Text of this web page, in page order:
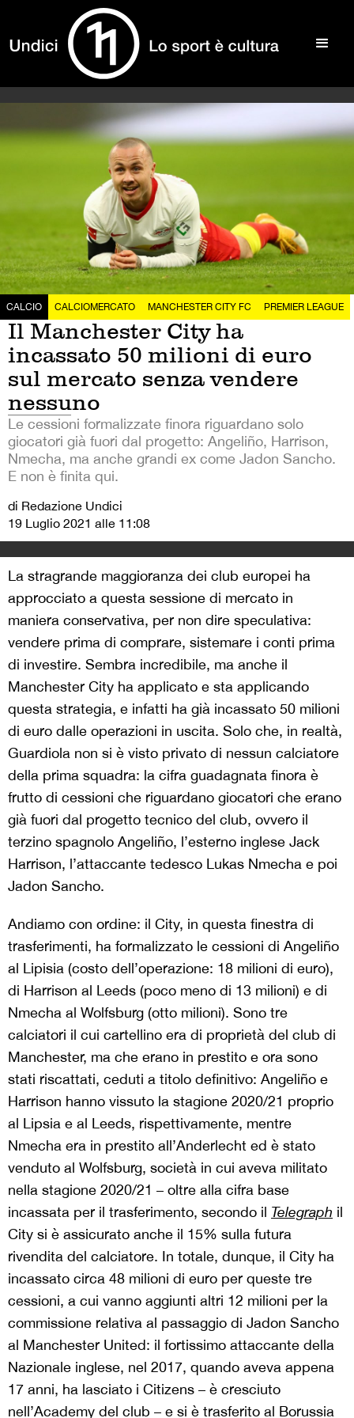
CALCIO CALCIOMERCATO MANCHESTER CITY FC PREMIER LEAGUE
Il Manchester City ha
incassato 50 milioni di euro
sul mercato senza vendere
nessuno
Le cessioni formalizzate finora riguardano solo
giocatori già fuori dal progetto: Angeliño, Harrison,
Nmecha, ma anche grandi ex come Jadon Sancho.
E non è finita qui.
di Redazione Undici
19 Luglio 2021 alle 11:08
La stragrande maggioranza dei club europei ha
approcciato a questa sessione di mercato in
maniera conservativa, per non dire speculativa:
vendere prima di comprare, sistemare i conti prima
di investire. Sembra incredibile, ma anche il
Manchester City ha applicato e sta applicando
questa strategia, e infatti ha già incassato 50 milioni
di euro dalle operazioni in uscita. Solo che, in realtà,
Guardiola non si è visto privato di nessun calciatore
della prima squadra: la cifra guadagnata finora è
frutto di cessioni che riguardano giocatori che erano
già fuori dal progetto tecnico del club, ovvero il
terzino spagnolo Angeliño, l’esterno inglese Jack
Harrison, l’attaccante tedesco Lukas Nmecha e poi
Jadon Sancho.
Andiamo con ordine: il City, in questa finestra di
trasferimenti, ha formalizzato le cessioni di Angeliño
al Lipisia (costo dell’operazione: 18 milioni di euro),
di Harrison al Leeds (poco meno di 13 milioni) e di
Nmecha al Wolfsburg (otto milioni). Sono tre
calciatori il cui cartellino era di proprietà del club di
Manchester, ma che erano in prestito e ora sono
stati riscattati, ceduti a titolo definitivo: Angeliño e
Harrison hanno vissuto la stagione 2020/21 proprio
al Lipsia e al Leeds, rispettivamente, mentre
Nmecha era in prestito all’Anderlecht ed è stato
venduto al Wolfsburg, società in cui aveva militato
nella stagione 2020/21 – oltre alla cifra base
incassata per il trasferimento, secondo il Telegraph il
City si è assicurato anche il 15% sulla futura
rivendita del calciatore. In totale, dunque, il City ha
incassato circa 48 milioni di euro per queste tre
cessioni, a cui vanno aggiunti altri 12 milioni per la
commissione relativa al passaggio di Jadon Sancho
al Manchester United: il fortissimo attaccante della
Nazionale inglese, nel 2017, quando aveva appena
17 anni, ha lasciato i Citizens – è cresciuto
nell’Academy del club – e si è trasferito al Borussia